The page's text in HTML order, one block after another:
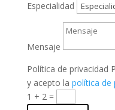
Especialidad
Mensaje
Política de privacidad
y acepto la política de
1 + 2=